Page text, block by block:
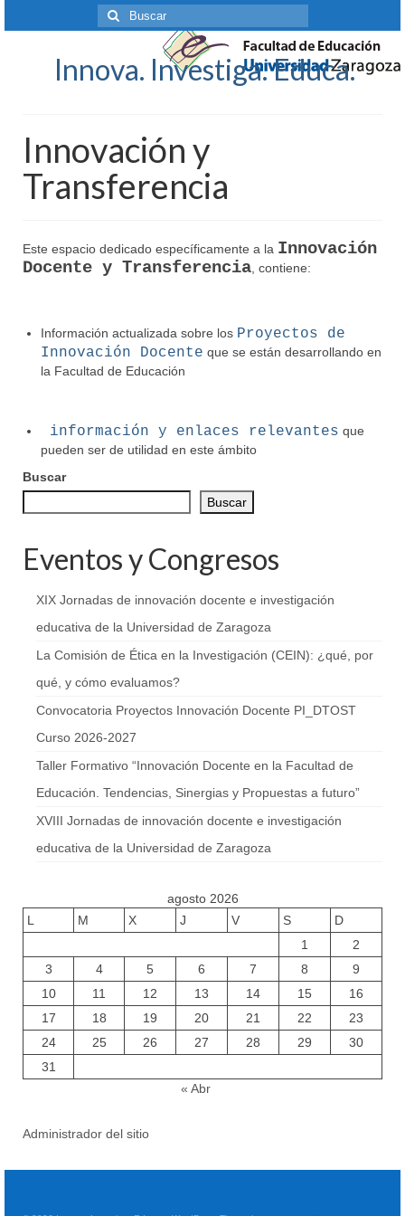
Buscar
por:
Innova. Investiga. Educa.
Innovación y
Transferencia
Este espacio dedicado específicamente a la Innovación
Docente y Transferencia , contiene:
Información actualizada sobre los Proyectos de
Innovación Docente que se están desarrollando en
la Facultad de Educación
información y enlaces relevantes que
pueden ser de utilidad en este ámbito
Buscar
Buscar
Eventos y Congresos
XIX Jornadas de innovación docente e investigación
educativa de la Universidad de Zaragoza
La Comisión de Ética en la Investigación (CEIN): ¿qué, por
qué, y cómo evaluamos?
Convocatoria Proyectos Innovación Docente PI_DTOST
Curso 2026-2027
Taller Formativo “Innovación Docente en la Facultad de
Educación. Tendencias, Sinergias y Propuestas a futuro”
XVIII Jornadas de innovación docente e investigación
educativa de la Universidad de Zaragoza
agosto 2026
L
M X J V S
D
1
2
3
4 5 6 7 8
9
10
11 12 13 14 15
16
17
18 19 20 21 22
23
24
25 26 27 28 29
30
31
« Abr
Administrador del sitio